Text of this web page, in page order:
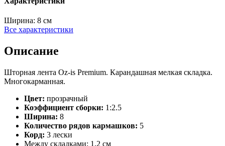
Ширина: 8 см
Все характеристики
Описание
Шторная лента Oz-is Premium. Карандашная мелкая складка.
Многокарманная.
Цвет: прозрачный
Коэффициент сборки: 1:2.5
Ширина: 8
Количество рядов кармашков: 5
Корд: 3 лески
Между складками: 1.2 см